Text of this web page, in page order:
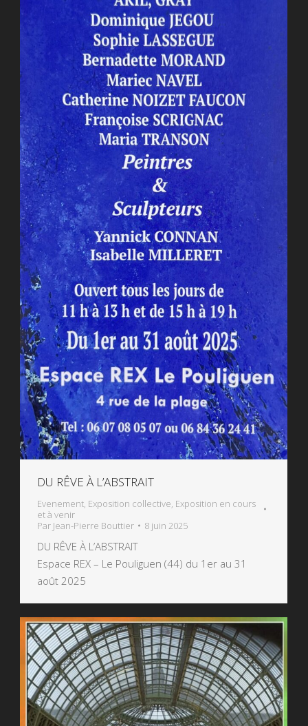
DU RÊVE À L’ABSTRAIT
Evenement, Exposition collective, Exposition en cours
et à venir
Par Jean-Pierre Bouttier 8 juin 2025
DU RÊVE À L’ABSTRAIT
Espace REX – Le Pouliguen (44) du 1er au 31
août 2025